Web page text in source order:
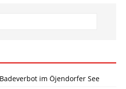
im Öjendorfer See